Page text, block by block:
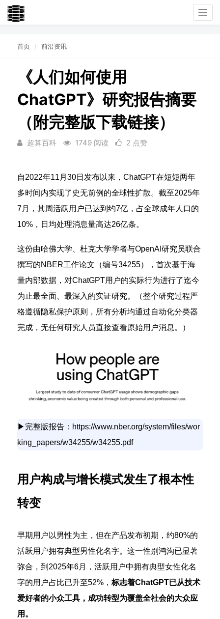
首页 前沿资讯
《人们如何使用
ChatGPT》研究报告摘要
（附完整版下载链接）
超算百科 1749 阅读 2 点赞
自2022年11月30日发布以来，ChatGPT在短短两年
多时间内实现了史无前例的全球性扩散。截至2025年
7月，其周活跃用户已达到约7亿，占全球成年人口的
10%，日均处理消息量高达26亿条。
这份由哈佛大学、杜克大学学者与OpenAI研究员联合
撰写的NBER工作论文（编号34255），首次基于海
量内部数据，对ChatGPT用户的实际行为进行了迄今
为止最全面、最深入的实证研究。（整个研究过程严
格遵循隐私保护原则，所有分析均通过自动化分类器
完成，无任何研究人员直接查看原始用户消息。）
▶ 完整版报告：https://www.nber.org/system/files/wor
king_papers/w34255/w34255.pdf
用户构成与增长模式发生了根本性
转变
早期用户以男性为主，但在产品发布初期，约80%的
活跃用户拥有典型男性化名字。这一性别鸿沟已显著
弥合，到2025年6月，活跃用户中拥有典型女性化名
字的用户占比已升至52%， 标志着ChatGPT已从技术
爱好者的小众工具，成功转型为覆盖全社会的大众应
用。